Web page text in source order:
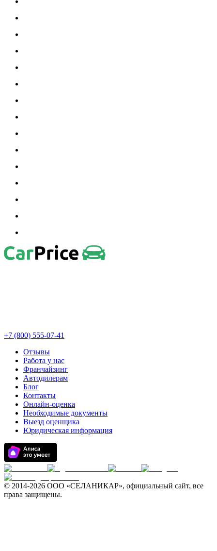
+7 (800) 555-07-41
Отзывы
Работа у нас
Франчайзинг
Автодилерам
Блог
Контакты
Онлайн-оценка
Необходимые документы
Выезд оценщика
Юридическая информация
© 2014-2026 ООО «СЕЛАНИКАР», официальный сайт, все
права защищены.